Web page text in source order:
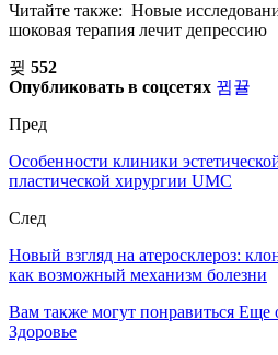
Читайте также: Новые
шоковая терапия лечит депрессию
552
Опубликовать в соцсетях
Пред
Особенности клиники
пластической хирургии UMC
След
Новый взгляд на атеросклероз:
как возможный механизм болезни
Вам также могут понравиться Еще
Здоровье